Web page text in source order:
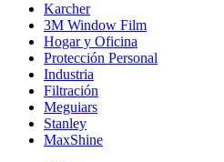
Karcher
3M Window Film
Hogar y Oficina
Protección Personal
Industria
Filtración
Meguiars
Stanley
MaxShine